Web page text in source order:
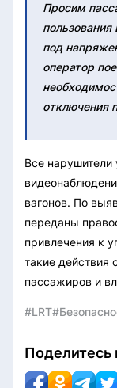
Просим
под
оператор
отключения
Все
вагонов. По
переданы
привлечения к
такие действия
пассажиров и
#LRT
Поделитесь